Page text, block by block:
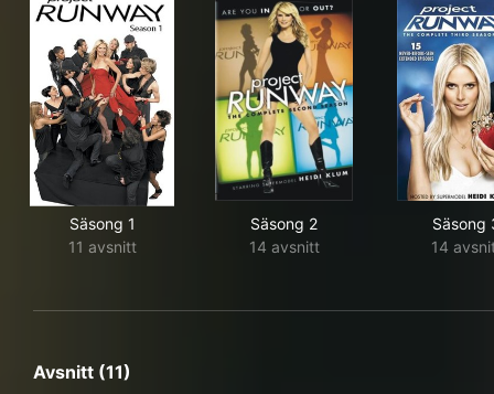
Säsong 1
11 avsnitt
Säsong 2
14 avsnitt
Säsong
14
Avsnitt (11)